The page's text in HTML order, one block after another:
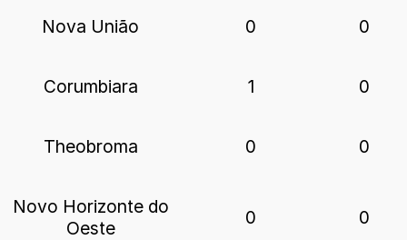
Nova União 0 0
Corumbiara 1 0
Theobroma 0 0
Novo Horizonte do
Oeste
0 0